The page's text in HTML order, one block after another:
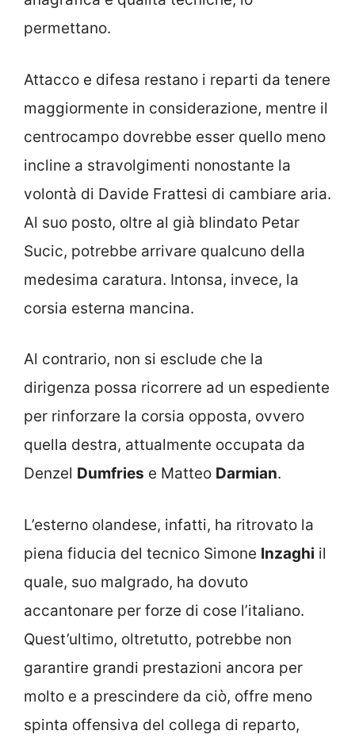
permettano.
Attacco e difesa restano i reparti da tenere
maggiormente in considerazione, mentre il
centrocampo dovrebbe esser quello meno
incline a stravolgimenti nonostante la
volontà di Davide Frattesi di cambiare aria.
Al suo posto, oltre al già blindato Petar
Sucic, potrebbe arrivare qualcuno della
medesima caratura. Intonsa, invece, la
corsia esterna mancina.
Al contrario, non si esclude che la
dirigenza possa ricorrere ad un espediente
per rinforzare la corsia opposta, ovvero
quella destra, attualmente occupata da
Denzel Dumfries e Matteo Darmian.
L’esterno olandese, infatti, ha ritrovato la
piena fiducia del tecnico Simone Inzaghi il
quale, suo malgrado, ha dovuto
accantonare per forze di cose l’italiano.
Quest’ultimo, oltretutto, potrebbe non
garantire grandi prestazioni ancora per
molto e a prescindere da ciò, offre meno
spinta offensiva del collega di reparto,